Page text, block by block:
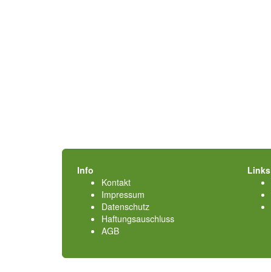
Info
Kontakt
Impressum
Datenschutz
Haftungsauschluss
AGB
Links